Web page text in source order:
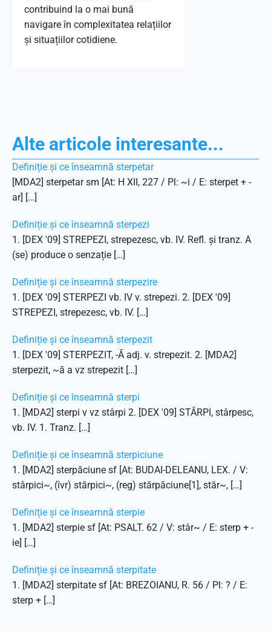
contribuind la o mai bună
navigare în complexitatea relațiilor
și situațiilor cotidiene.
Alte articole interesante...
Definiție și ce înseamnă sterpetar
[MDA2] sterpetar sm [At: H XII, 227 / Pl: ~i / E: sterpet + -
ar] […]
Definiție și ce înseamnă sterpezi
1. [DEX '09] STREPEZI, strepezesc, vb. IV. Refl. și tranz. A
(se) produce o senzație […]
Definiție și ce înseamnă sterpezire
1. [DEX '09] STERPEZI vb. IV v. strepezi. 2. [DEX '09]
STREPEZI, strepezesc, vb. IV. […]
Definiție și ce înseamnă sterpezit
1. [DEX '09] STERPEZIT, -Ă adj. v. strepezit. 2. [MDA2]
sterpezit, ~ă a vz strepezit […]
Definiție și ce înseamnă sterpi
1. [MDA2] sterpi v vz stârpi 2. [DEX '09] STÂRPI, stârpesc,
vb. IV. 1. Tranz. […]
Definiție și ce înseamnă sterpiciune
1. [MDA2] sterpăciune sf [At: BUDAI-DELEANU, LEX. / V:
stârpici~, (îvr) stărpici~, (reg) stărpăciune[1], stăr~, […]
Definiție și ce înseamnă sterpie
1. [MDA2] sterpie sf [At: PSALT. 62 / V: stâr~ / E: sterp + -
ie] […]
Definiție și ce înseamnă sterpitate
1. [MDA2] sterpitate sf [At: BREZOIANU, R. 56 / Pl: ? / E:
sterp + […]